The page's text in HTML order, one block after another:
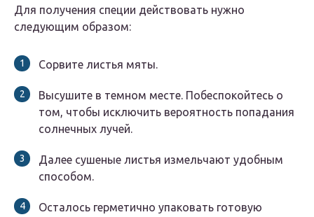
Для получения специи действовать нужно
следующим образом:
Сорвите листья мяты.
Высушите в темном месте. Побеспокойтесь о
том, чтобы исключить вероятность попадания
солнечных лучей.
Далее сушеные листья измельчают удобным
способом.
Осталось герметично упаковать готовую